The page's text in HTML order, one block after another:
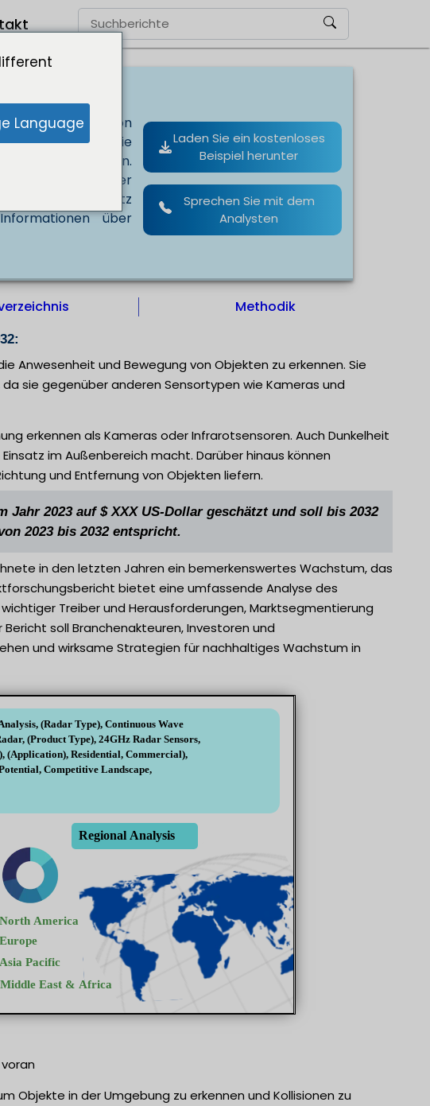
Bewegung von
Beliebtheit, da sie
Vorteilen bieten.
als Kameras oder
für den Einsatz
über
Laden Sie ein kostenloses
Beispiel herunter
Sprechen Sie mit dem
Analysten
Methodik
Anwesenheit und Bewegung von Objekten zu erkennen. Sie
sie gegenüber anderen Sensortypen wie Kameras und
erkennen als Kameras oder Infrarotsensoren. Auch Dunkelheit
im Außenbereich macht. Darüber hinaus können
und Entfernung von Objekten liefern.
2023 auf $ XXX US-Dollar geschätzt und soll bis 2032
2023 bis 2032 entspricht.
in den letzten Jahren ein bemerkenswertes Wachstum, das
bietet eine umfassende Analyse des
Treiber und Herausforderungen, Marktsegmentierung
soll Branchenakteuren, Investoren und
und wirksame Strategien für nachhaltiges Wachstum in
Objekte in der Umgebung zu erkennen und Kollisionen zu
Language